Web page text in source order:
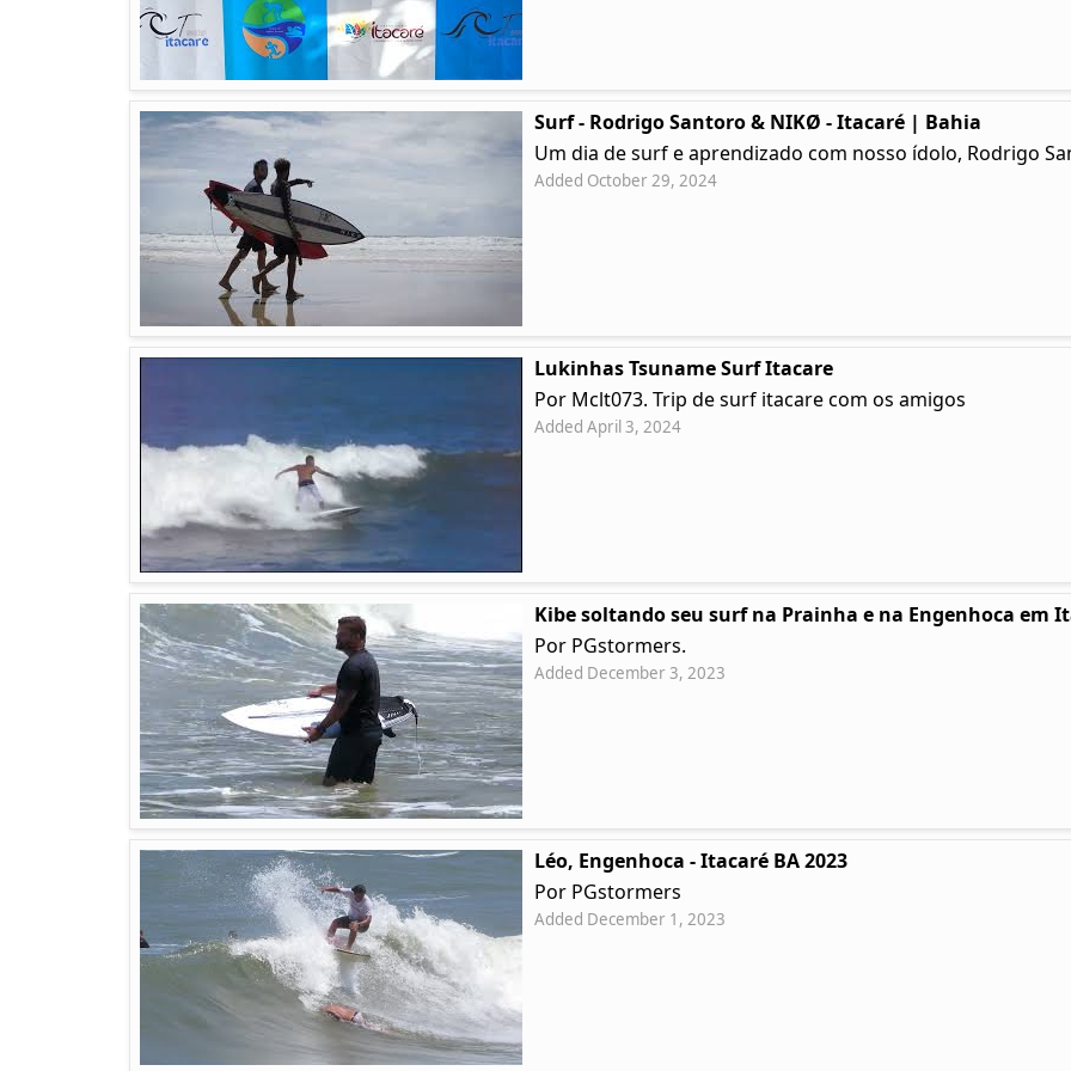
Surf - Rodrigo Santoro & NIKØ - Itacaré | Bahia
Um dia de surf e aprendizado com nosso ídolo, Rodrigo
Added October 29, 2024
Lukinhas Tsuname Surf Itacare
Por Mclt073. Trip de surf itacare com os amigos
Added April 3, 2024
Kibe soltando seu surf na Prainha e na Engenhoca em
Por PGstormers.
Added December 3, 2023
Léo, Engenhoca - Itacaré BA 2023
Por PGstormers
Added December 1, 2023